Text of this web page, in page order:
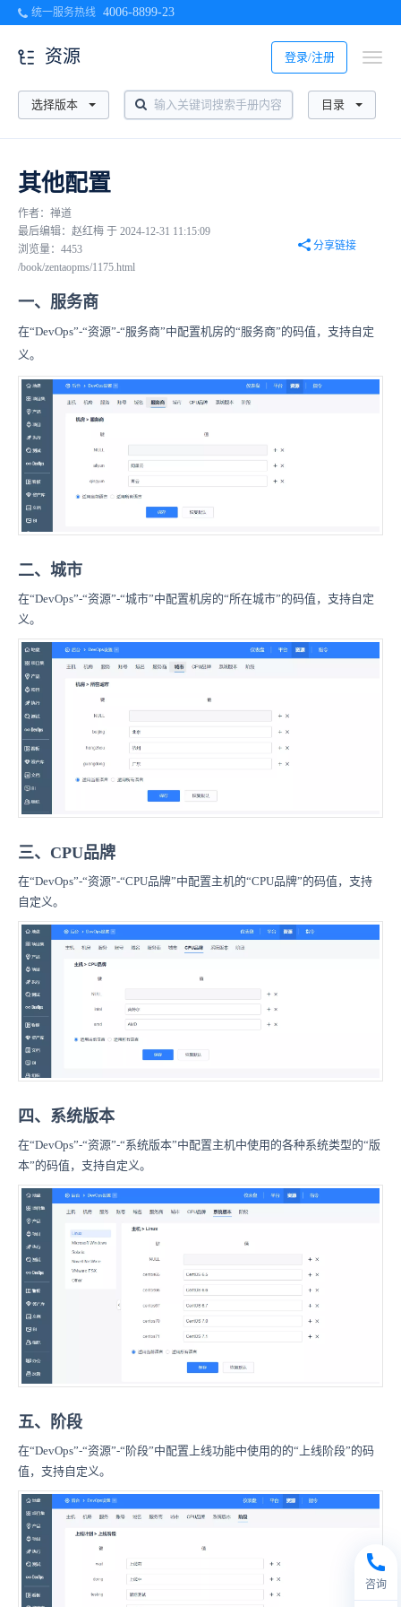
统一服务热线 4006-8899-23
登录/注册
资源
选择版本 目录
其他配置
作者：禅道
最后编辑：赵红梅 于 2024-12-31 11:15:09
浏览量：4453
分享链接
/book/zentaopms/1175.html
一、服务商
在“DevOps”-“资源”-“服务商”中配置机房的“服务商”的码值，支持自定
义。
二、城市
在“DevOps”-“资源”-“城市”中配置机房的“所在城市”的码值，支持自定
义。
三、CPU品牌
在“DevOps”-“资源”-“CPU品牌”中配置主机的“CPU品牌”的码值，支持
自定义。
四、系统版本
在“DevOps”-“资源”-“系统版本”中配置主机中使用的各种系统类型的“版
本”的码值，支持自定义。
五、阶段
在“DevOps”-“资源”-“阶段”中配置上线功能中使用的的“上线阶段”的码
值，支持自定义。
咨询